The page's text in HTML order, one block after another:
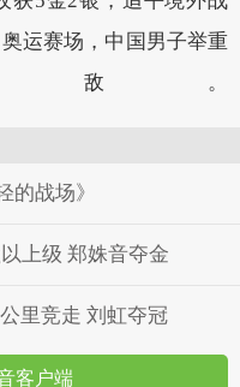
运赛场，中国男子举重
敌。
的战场》
上级 郑姝音夺金
里竞走 刘虹夺冠
客户端